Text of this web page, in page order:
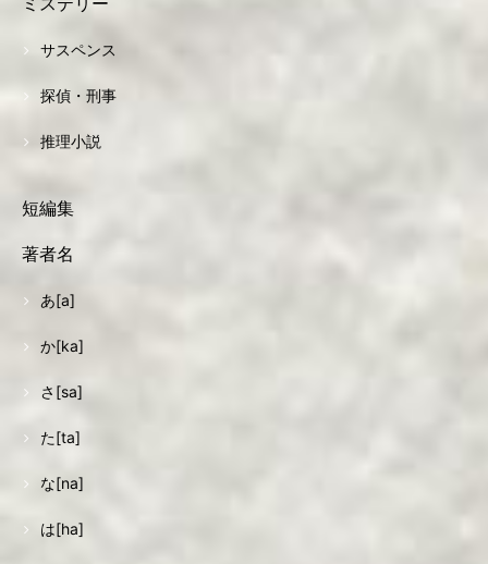
サスペンス
探偵・刑事
推理小説
短編集
著者名
あ[a]
か[ka]
さ[sa]
た[ta]
な[na]
は[ha]